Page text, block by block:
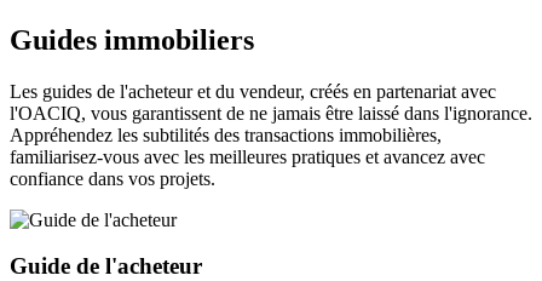
Guides immobiliers
Les guides de l'acheteur et du vendeur, créés en partenariat avec
l'OACIQ, vous garantissent de ne jamais être laissé dans l'ignorance.
Appréhendez les subtilités des transactions immobilières,
familiarisez-vous avec les meilleures pratiques et avancez avec
confiance dans vos projets.
Guide de l'acheteur